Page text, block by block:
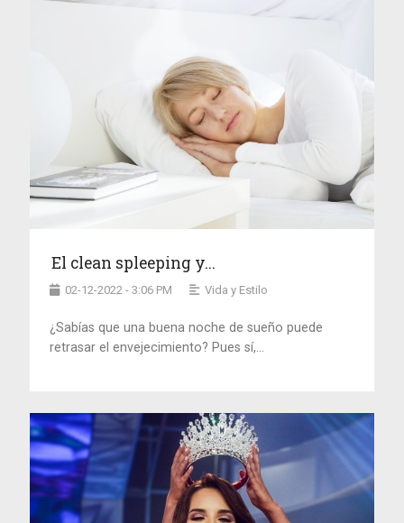
El clean spleeping y...
02-12-2022 - 3:06 PM Vida y Estilo
¿Sabías que una buena noche de sueño puede
retrasar el envejecimiento? Pues sí,...